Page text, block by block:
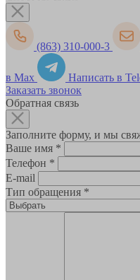
(863) 310-000-3
в Max
Написать в
Заказать звонок
Обратная связь
Заполните форму, и мы
Ваше имя *
Телефон *
E-mail
Тип обращения *